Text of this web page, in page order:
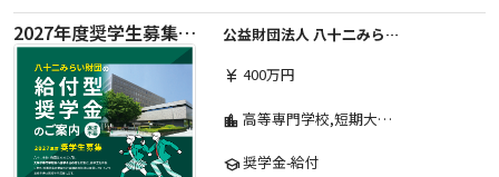
2027年度奨学生募集要項
公益財団法人 八十二みらい財団
currency_yen 400万円
location_city 高等専門学校,短期大学,専修学校,大学
school奨学金-給付